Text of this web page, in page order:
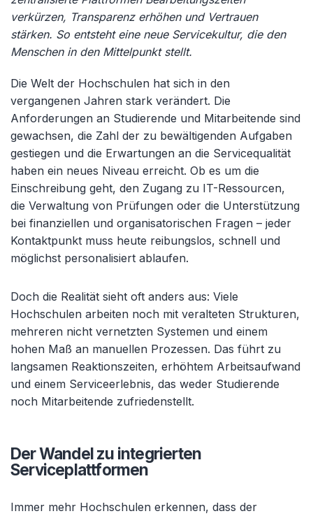
verkürzen, Transparenz erhöhen und Vertrauen
stärken. So entsteht eine neue Servicekultur, die den
Menschen in den Mittelpunkt stellt.
Die Welt der Hochschulen hat sich in den
vergangenen Jahren stark verändert. Die
Anforderungen an Studierende und Mitarbeitende sind
gewachsen, die Zahl der zu bewältigenden Aufgaben
gestiegen und die Erwartungen an die Servicequalität
haben ein neues Niveau erreicht. Ob es um die
Einschreibung geht, den Zugang zu IT-Ressourcen,
die Verwaltung von Prüfungen oder die Unterstützung
bei finanziellen und organisatorischen Fragen – jeder
Kontaktpunkt muss heute reibungslos, schnell und
möglichst personalisiert ablaufen.
Doch die Realität sieht oft anders aus: Viele
Hochschulen arbeiten noch mit veralteten Strukturen,
mehreren nicht vernetzten Systemen und einem
hohen Maß an manuellen Prozessen. Das führt zu
langsamen Reaktionszeiten, erhöhtem Arbeitsaufwand
und einem Serviceerlebnis, das weder Studierende
noch Mitarbeitende zufriedenstellt.
Der Wandel zu integrierten
Serviceplattformen
Immer mehr Hochschulen erkennen, dass der